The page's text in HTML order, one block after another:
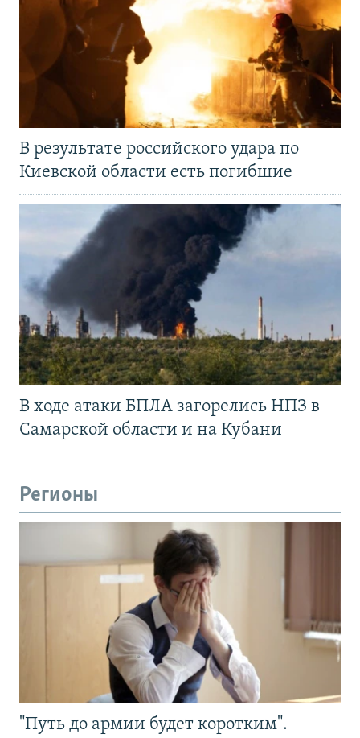
В результате российского удара по
Киевской области есть погибшие
В ходе атаки БПЛА загорелись НПЗ в
Самарской области и на Кубани
Регионы
"Путь до армии будет коротким".